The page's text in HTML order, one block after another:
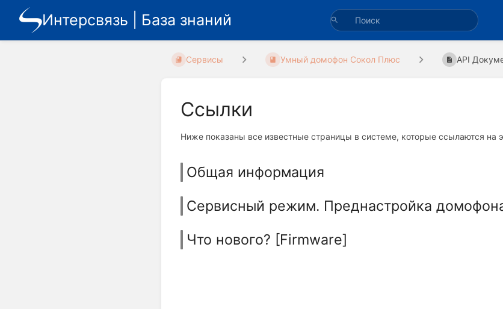
Интерсвязь | База знаний
Сервисы Умный домофон Сокол Плюс API
Ссылки
Ниже показаны все известные страницы в системе, которые ссылаются на
Общая информация
Сервисный режим. Преднастройка
Что нового? [Firmware]